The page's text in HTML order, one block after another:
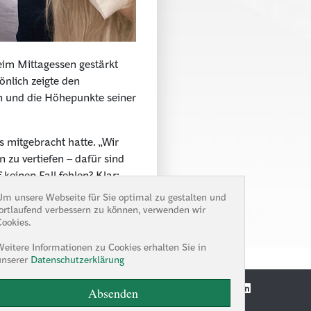
Mittagessen gestärkt
zeigte den
und die Höhepunkte seiner
mitgebracht hatte. „Wir
zu vertiefen – dafür sind
Fall fehlen? Klar:
ging es für die vier
unsere Webseite für Sie optimal zu gestalten und
verbessern zu können, verwenden wir
Informationen zu Cookies erhalten Sie in
Datenschutzerklärung
Absenden